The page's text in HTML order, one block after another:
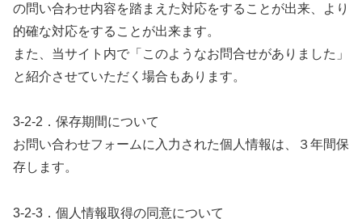
の問い合わせ内容を踏まえた対応をすることが出来、より
的確な対応をすることが出来ます。
また、当サイト内で「このようなお問合せがありました」
と紹介させていただく場合もあります。
3-2-2．保存期間について
お問い合わせフォームに入力された個人情報は、３年間保
存します。
3-2-3．個人情報取得の同意について